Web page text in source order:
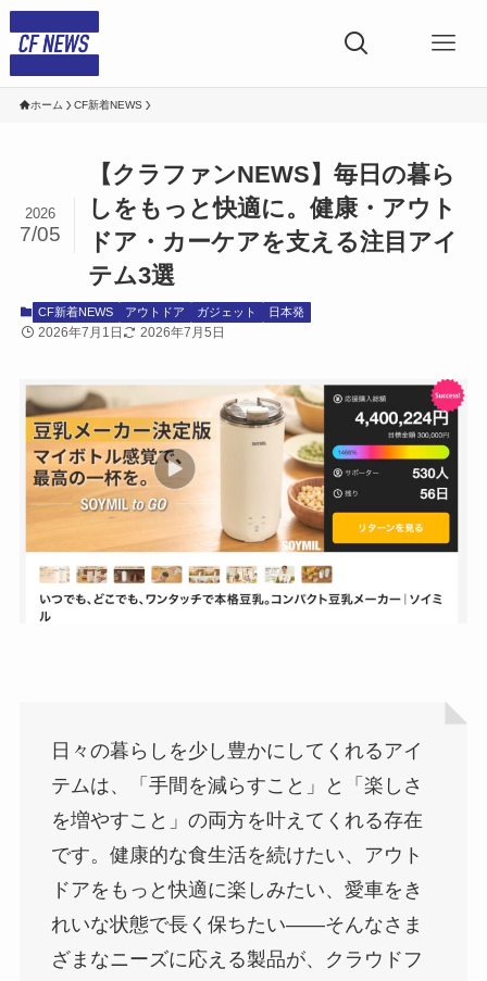
ホーム CF新着NEWS
【クラファンNEWS】毎日の暮ら
しをもっと快適に。健康・アウト
ドア・カーケアを支える注目アイ
テム3選
2026
7/05
CF新着NEWS アウトドア ガジェット 日本発
2026年7月1日 2026年7月5日
日々の暮らしを少し豊かにしてくれるアイ
テムは、「手間を減らすこと」と「楽しさ
を増やすこと」の両方を叶えてくれる存在
です。健康的な食生活を続けたい、アウト
ドアをもっと快適に楽しみたい、愛車をき
れいな状態で長く保ちたい――そんなさま
ざまなニーズに応える製品が、クラウドフ